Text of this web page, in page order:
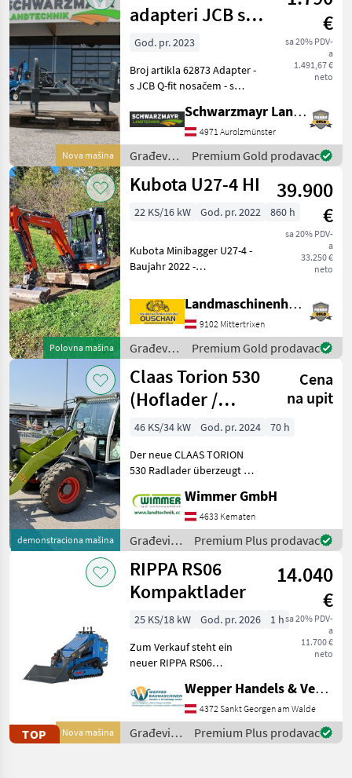
Nova mašina
adapteri JCB s 3
točke
€
sa 20% PDV-
a
1.491,67 €
neto
God. pr. 2023
Broj artikla 62873 Adapter -
s JCB Q-fit nosačem - s
kategorije 3, podesivo od
kategorije 2 do kategorije 3
- s vilicom za gornju polugu
Prod
Schwarzmayr Landtechnik GmbH - Aurolzmünster
4971 Aurolzmünster
Građevinski
strojevi /
Sonstige
Premium Gold prodavac
Polovna mašina
Kubota U27-4 HI
39.900
€
sa 20% PDV-
a
33.250 €
neto
22 KS/16 kW God. pr. 2022 860 h
Kubota Minibagger U27-4 -
Baujahr 2022 -
Powertilt - hydr.
Schnellwechsler -
Böschungslöffel 100cm -
Zahnlöffel 70cm -
Schneidlöffel 4
Landmaschinenhandel Ouschan Anton
9102 Mittertrixen
Građevinski
strojevi /
Kubota
Premium Gold prodavac
demonstraciona mašina
Claas Torion 530
(Hoflader /
Radlader)
Cena
na upit
46 KS/34 kW God. pr. 2024
70 h
Der neue CLAAS TORION
530 Radlader überzeugt mit
von 3, 18-3, 56m, einem
leistungsstarken Yanmar 2,
2L Motor mit 46 und einer
maximalen Kipplast
Wimmer GmbH
4633 Kematen
Građevinski
strojevi /
Claas
Premium Plus prodavac
TOP Nova mašina
RIPPA RS06
Kompaktlader
14.040
€
sa 20% PDV-
a
11.700 €
neto
25 KS/18 kW God. pr. 2026
1 h
Zum Verkauf steht ein
neuer RIPPA RS06
leistungsstark und vielseitig
einsetzbar. Der RS06 eignet
sich hervorragend für
Landwirtschaft, Bau
Wepper Handels & Vermietungs GmbH
4372 Sankt Georgen am Walde
Građevinski
strojevi /
Premium Plus prodavac